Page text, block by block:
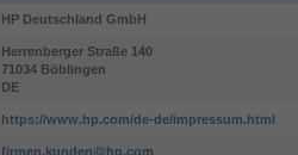
HP Deutschland GmbH
Herrenberger Straße 140
71034 Böblingen
DE
https://www.hp.com/de-de/impressum.html
firmen.kunden@hp.com